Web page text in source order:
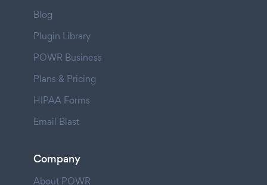
Blog
Plugin Library
POWR Business
Plans & Pricing
HIPAA Forms
Email Blast
Company
About POWR